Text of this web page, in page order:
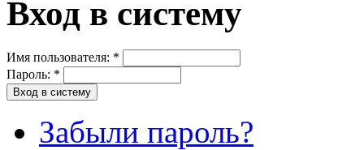
Вход в систему
Имя пользователя: *
Пароль: *
Забыли пароль?